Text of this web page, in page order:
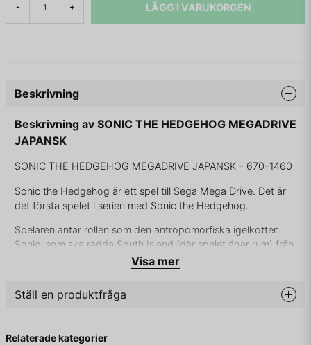
- + LÄGG I VARUKORGEN
Beskrivning
Beskrivning av SONIC THE HEDGEHOG MEGADRIVE
JAPANSK
SONIC THE HEDGEHOG MEGADRIVE JAPANSK - 670-1460
Sonic the Hedgehog är ett spel till Sega Mega Drive. Det är
det första spelet i serien med Sonic the Hedgehog.
Spelaren antar rollen som den antropomorfiska igelkotten
Sonic, som ska rädda South Island (där spelet äger rum) från
att bli övertaget av den ondskefulla antagonisten Dr.
mekaniska fiender.
klara av nivåerna och gå vidare. Roterande gula ringar är
Visa mer
Ställ en produktfråga
Fråga oss något om denna produkten...
Relaterade kategorier